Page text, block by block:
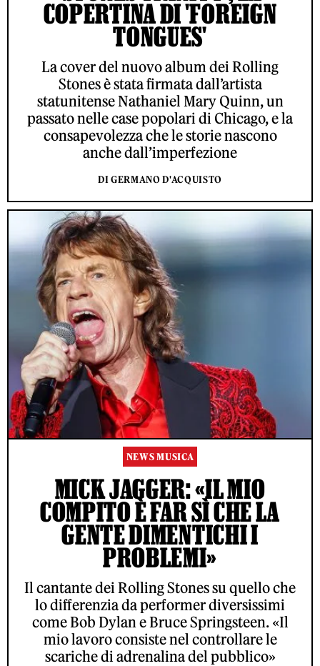
COPERTINA DI 'FOREIGN
TONGUES'
La cover del nuovo album dei Rolling
Stones è stata firmata dall’artista
statunitense Nathaniel Mary Quinn, un
passato nelle case popolari di Chicago, e la
consapevolezza che le storie nascono
anche dall’imperfezione
DI GERMANO D'ACQUISTO
NEWS MUSICA
MICK JAGGER: «IL MIO
COMPITO È FAR SÌ CHE LA
GENTE DIMENTICHI I
PROBLEMI»
Il cantante dei Rolling Stones su quello che
lo differenzia da performer diversissimi
come Bob Dylan e Bruce Springsteen. «Il
mio lavoro consiste nel controllare le
scariche di adrenalina del pubblico»